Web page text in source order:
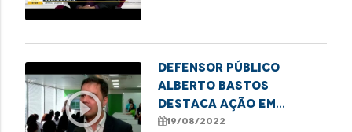
play_circle_outline
Defensor Público
Alberto Bastos
destaca ação em
escola pública que
19/08/2022